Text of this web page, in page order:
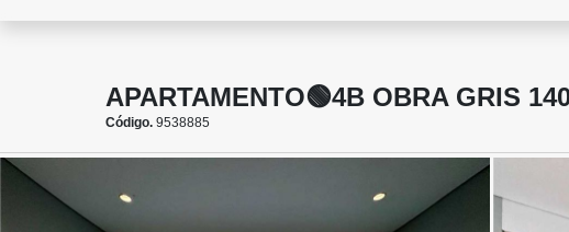
APARTAMENTO🟢4B OBRA GRIS
Código. 9538885